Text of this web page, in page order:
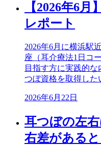
【2026年6
レポート
2026年6月に横浜駅
座（耳介療法1日コ
目指す方に実践的
つぼ資格を取得した
2026年6月22日
耳つぼの左
右差がある